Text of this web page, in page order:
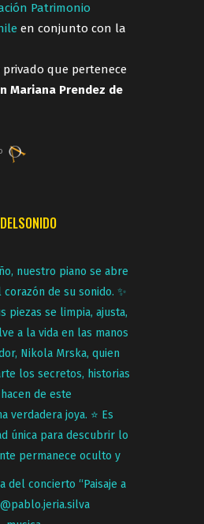
Patrimonio
en conjunto con la
privado que pertenece
Mariana Prendez de